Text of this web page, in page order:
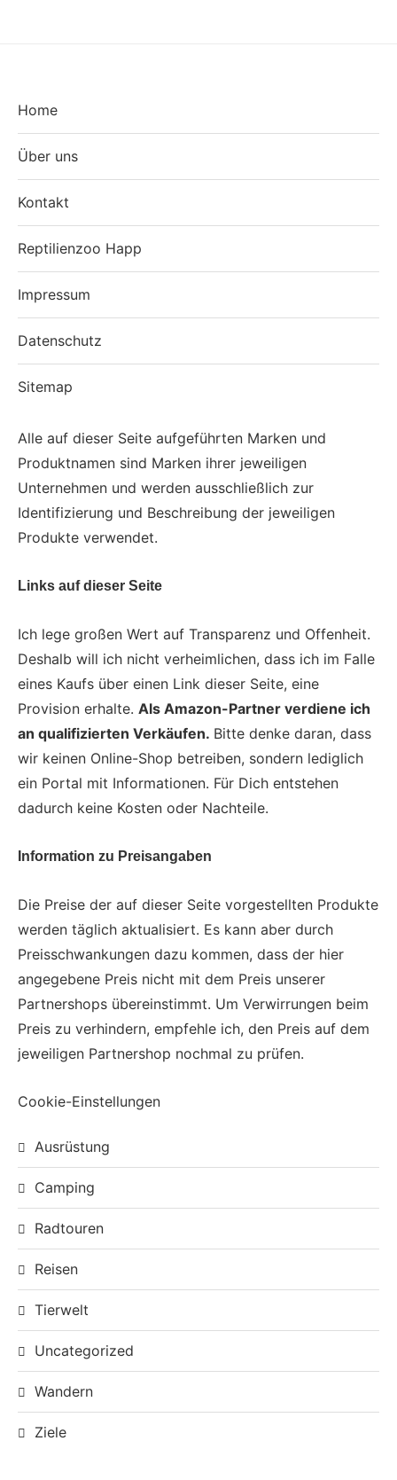
Home
Über uns
Kontakt
Reptilienzoo Happ
Impressum
Datenschutz
Sitemap
Alle auf dieser Seite aufgeführten Marken und
Produktnamen sind Marken ihrer jeweiligen
Unternehmen und werden ausschließlich zur
Identifizierung und Beschreibung der jeweiligen
Produkte verwendet.
Links auf dieser Seite
Ich lege großen Wert auf Transparenz und Offenheit.
Deshalb will ich nicht verheimlichen, dass ich im Falle
eines Kaufs über einen Link dieser Seite, eine
Provision erhalte. Als Amazon-Partner verdiene ich
an qualifizierten Verkäufen. Bitte denke daran, dass
wir keinen Online-Shop betreiben, sondern lediglich
ein Portal mit Informationen. Für Dich entstehen
dadurch keine Kosten oder Nachteile.
Information zu Preisangaben
Die Preise der auf dieser Seite vorgestellten Produkte
werden täglich aktualisiert. Es kann aber durch
Preisschwankungen dazu kommen, dass der hier
angegebene Preis nicht mit dem Preis unserer
Partnershops übereinstimmt. Um Verwirrungen beim
Preis zu verhindern, empfehle ich, den Preis auf dem
jeweiligen Partnershop nochmal zu prüfen.
Cookie-Einstellungen
Ausrüstung
Camping
Radtouren
Reisen
Tierwelt
Uncategorized
Wandern
Ziele